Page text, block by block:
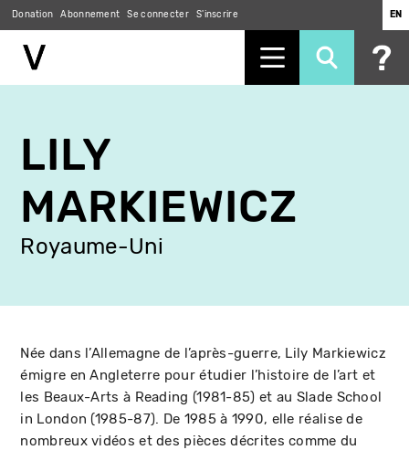
contenu
principal
Donation Abonnement Se connecter S'inscrire EN
LILY
MARKIEWICZ
Royaume-Uni
Née dans l’Allemagne de l’après-guerre, Lily Markiewicz
émigre en Angleterre pour étudier l’histoire de l’art et
les Beaux-Arts à Reading (1981-85) et au Slade School
in London (1985-87). De 1985 à 1990, elle réalise de
nombreux vidéos et des pièces décrites comme du